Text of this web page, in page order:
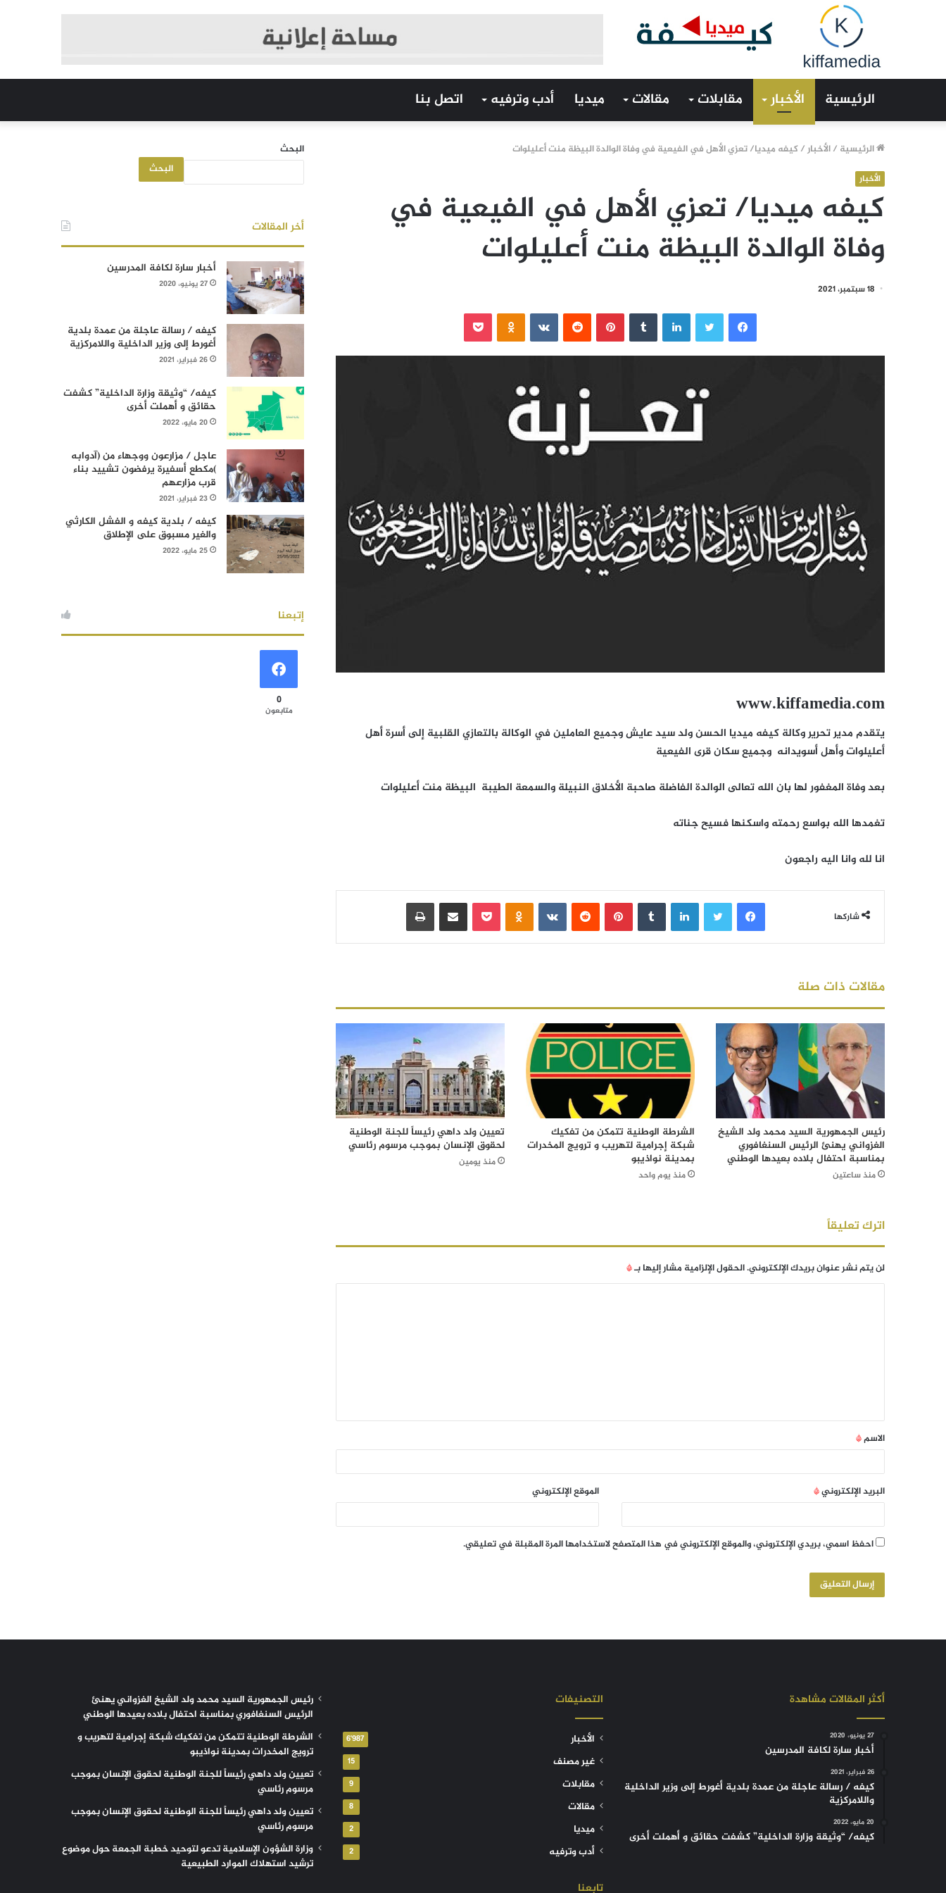
الرئيسية الأخبار مقابلات مقالات ميديا أدب وترفيه اتصل بنا
الرئيسية /الأخبار/كيفه ميديا/ تعزي الأهل في الفيعية في وفاة الوالدة البيظة منت أعليلوات
الأخبار
كيفه ميديا/ تعزي الأهل في الفيعية في
وفاة الوالدة البيظة منت أعليلوات
18 سبتمبر، 2021
فيسبوك لينكدإن بينتيريست
www.kiffamedia.com
يتقدم مدير تحرير وكالة كيفه ميديا الحسن ولد سيد عايش وجميع العاملين في الوكالة بالتعازي القلبية إلى أسرة أهل
أعليلوات وأهل أسويدانه وجميع سكان قرى الفيعية
بعد وفاة المغفور لها بان الله تعالى الوالدة الفاضلة صاحبة الأخلاق النبيلة والسمعة الطيبة البيظة منت أعليلوات
تغمدها الله بواسع رحمته واسكنها فسيح جناته
انا لله وانا اليه راجعون
شاركها
فيسبوك لينكدإن بينتيريست بوكيت مشاركة عبر البريد
مقالات ذات صلة
رئيس الجمهورية السيد محمد ولد الشيخ
الغزواني يهنئ الرئيس السنغافوري
بمناسبة احتفال بلاده بعيدها الوطني
منذ ساعتين
الشرطة الوطنية تتمكن من تفكيك
شبكة إجرامية لتهريب و ترويج المخدرات
بمدينة نواذيبو
منذ يوم واحد
تعيين ولد داهي رئيساً للجنة الوطنية
لحقوق الإنسان بموجب مرسوم رئاسي
منذ يومين
اترك تعليقاً
لن يتم نشر عنوان بريدك الإلكتروني.الحقول الإلزامية مشار إليها بـ*
الاسم*
البريد الإلكتروني* الموقع الإلكتروني
احفظ اسمي، بريدي الإلكتروني، والموقع الإلكتروني في هذا المتصفح لاستخدامها المرة المقبلة في تعليقي.
البحث
البحث
أخر المقالات
أخبار سارة لكافة المدرسين
27 يونيو، 2020
كيفه / رسالة عاجلة من عمدة بلدية
أغورط إلى وزير الداخلية واللامركزية
26 فبراير، 2021
كيفه/ “وثيقة وزارة الداخلية” كشفت
حقائق و أهملت أخرى
20 مايو، 2022
عاجل / مزارعون ووجهاء من (آدوابه
)مكطع أسفيرة يرفضون تشييد بناء
قرب مزارعهم
23 فبراير، 2021
كيفه / بلدية كيفه و الفشل الكارثي
والغير مسبوق على الإطلاق
25 مايو، 2022
إتبعنا
0
متابعون
أكثر المقالات مشاهدة
27 يونيو، 2020
أخبار سارة لكافة المدرسين
26 فبراير، 2021
كيفه / رسالة عاجلة من عمدة بلدية أغورط إلى وزير الداخلية
واللامركزية
20 مايو، 2022
كيفه/ “وثيقة وزارة الداخلية” كشفت حقائق و أهملت أخرى
التصنيفات
الأخبار 6٬987
غير مصنف 15
مقابلات 9
مقالات 8
ميديا 2
أدب وترفيه 2
تابعنا
رئيس الجمهورية السيد محمد ولد الشيخ الغزواني يهنئ
الرئيس السنغافوري بمناسبة احتفال بلاده بعيدها الوطني
الشرطة الوطنية تتمكن من تفكيك شبكة إجرامية لتهريب و
ترويج المخدرات بمدينة نواذيبو
تعيين ولد داهي رئيساً للجنة الوطنية لحقوق الإنسان بموجب
مرسوم رئاسي
تعيين ولد داهي رئيساً للجنة الوطنية لحقوق الإنسان بموجب
مرسوم رئاسي
وزارة الشؤون الإسلامية تدعو لتوحيد خطبة الجمعة حول موضوع
ترشيد استهلاك الموارد الطبيعية